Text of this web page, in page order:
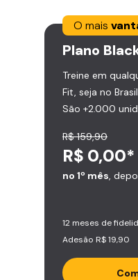
O mais
Plano
Treine em
Fit, seja no
São +2.000
R$ 159,90
R$ 0,00*
no 1º mês,
12 meses de
Adesão R$ 19,90